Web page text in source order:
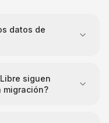
datos de
permite exportar
emails,
siguen
migración?